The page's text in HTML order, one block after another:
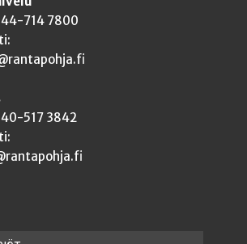
714 7800
517 3842